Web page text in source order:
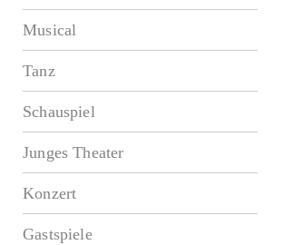
Musical
Tanz
Schauspiel
Junges Theater
Konzert
Gastspiele